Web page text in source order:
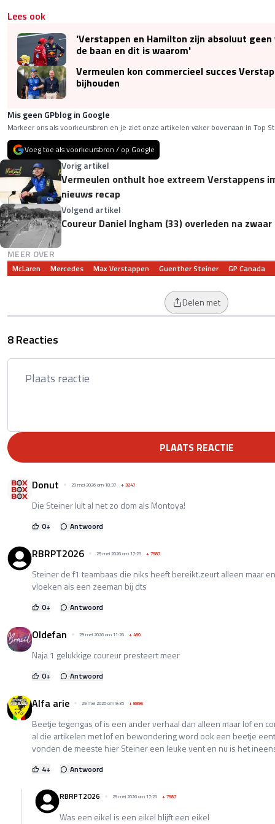
Lees ook
'Verstappen en Hamilton zijn absoluut
de baan en dit is waarom'
Vermeulen kon commercieel succes
bijhouden
Mis geen GPblog in Google
Markeer ons als voorkeursbron en je ziet onze artikelen vaker bovenaan in Top
Voeg toe als voorkeursbron / op Google
Vorig artikel
Vermeulen onthult hoe extreem Verstappens
nieuws recap
Volgend artikel
Coureur Daniel Ingham (33) overleden na
MEER OVER
McLaren Mercedes Max Verstappen Guenther Steiner GP Canada
Delen met
8 Reacties
PLAATS REACTIE
Donut 29 mei 2026 om 18:37 +3247
Die Steiner lult al net zo dom als Montoya!
0+ Antwoord
RBRPT2026 29 mei 2026 om 17:25 +7987
Steiner de f1 teambaas die niks heeft bereikt.zeurt alleen maar
vloeken als een zeeman bij dts
0+ Antwoord
Oldefan 29 mei 2026 om 11:26 +490
Naja 1 gelukkige coureur presteert meer
0+ Antwoord
Alfa arie 29 mei 2026 om 9:35 +8896
Beetje tegengas of is een ander verhaal dan alleen maar lof en
al die artikelen met lof en bewondering word ook een beetje
vonden de meeste hier Steiner een leuke vent en nu is het
4+ Antwoord
RBRPT2026 29 mei 2026 om 17:25 +7987
Was een eikel is een eikel blijft een eikel